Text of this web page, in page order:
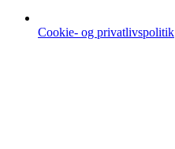
Cookie- og privatlivspolitik